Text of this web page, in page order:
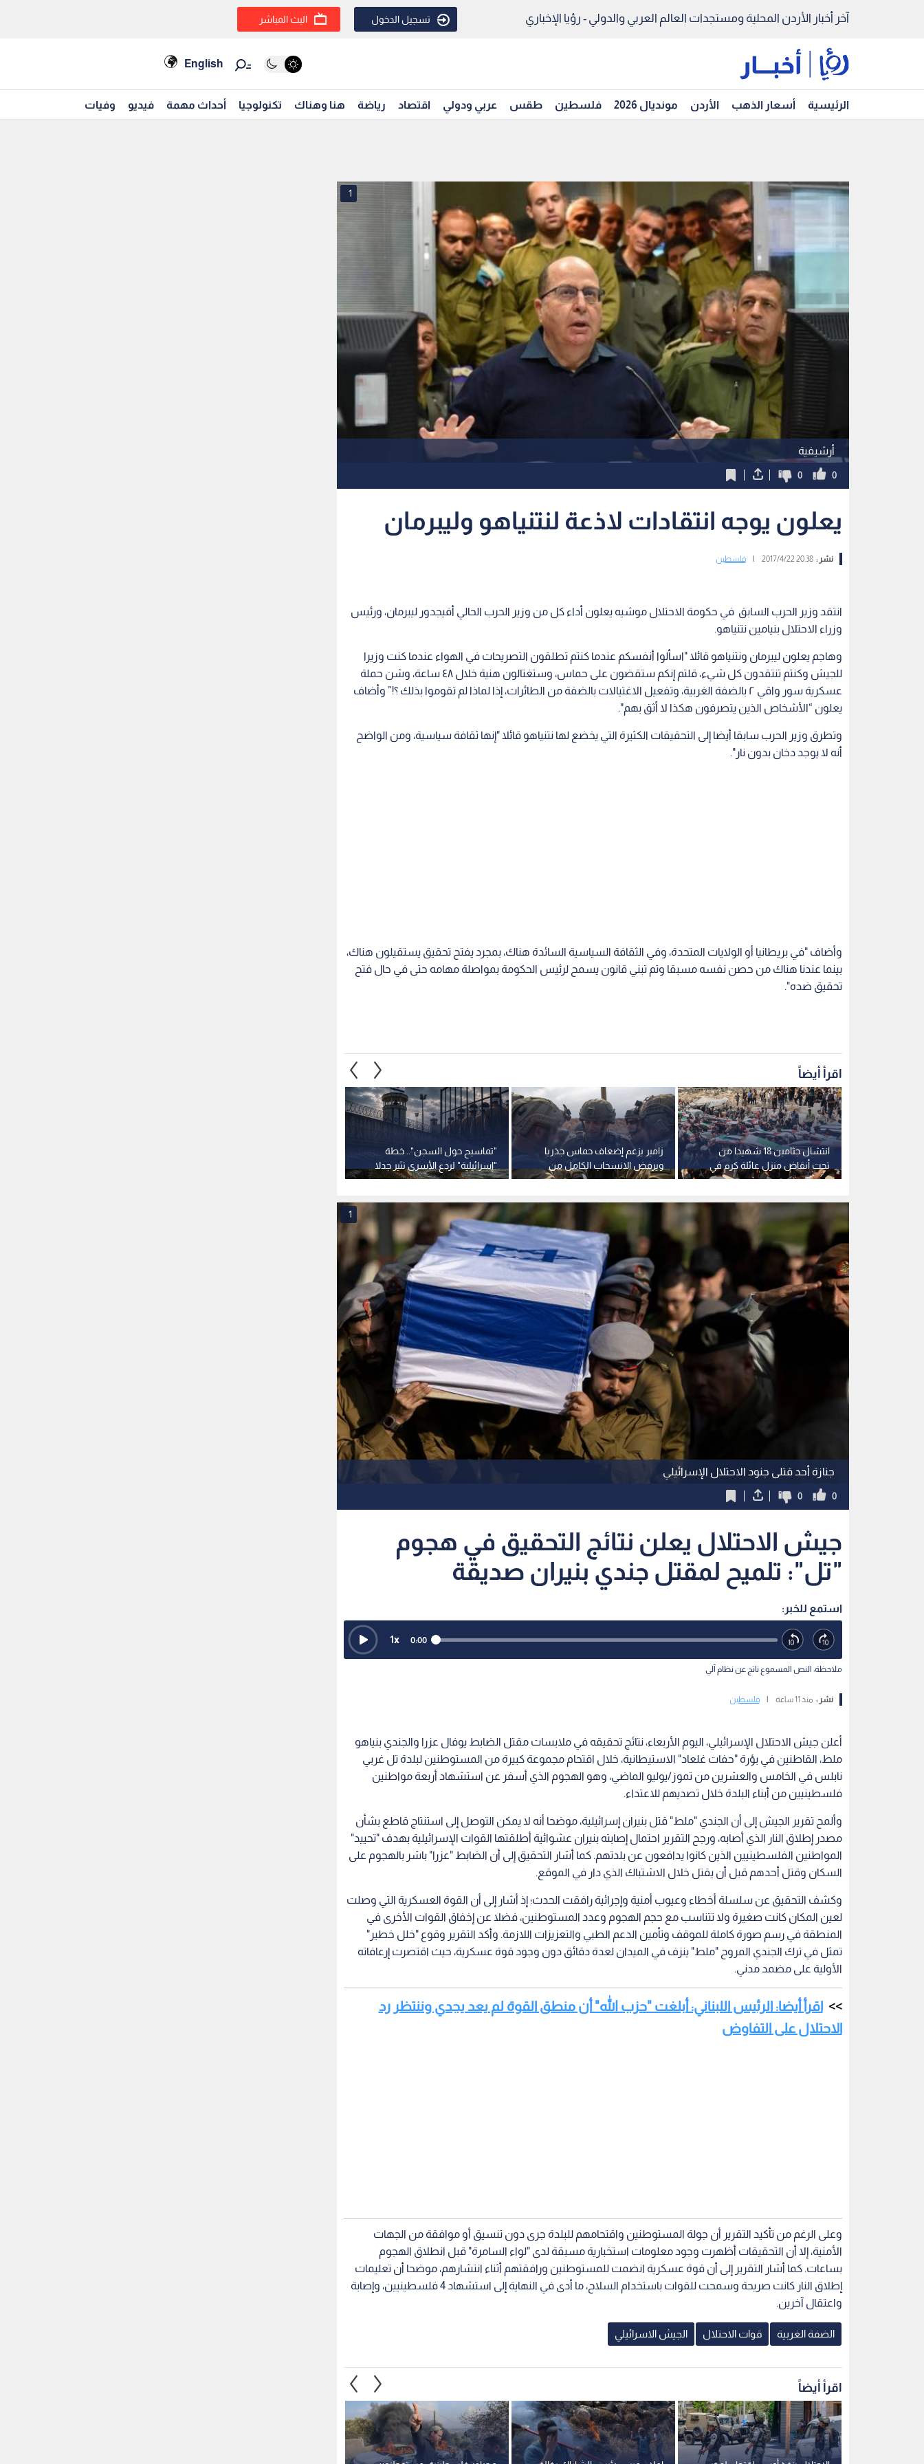
آخر أخبار الأردن المحلية ومستجدات العالم العربي والدولي - رؤيا الإخباري تسجيل الدخول البث المباشر
English
الرئيسية أسعار الذهب الأردن مونديال 2026 فلسطين طقس عربي ودولي اقتصاد رياضة هنا وهناك تكنولوجيا أحداث مهمة فيديو وفيات
أرشيفية
1
0
0
يعلون يوجه انتقادات لاذعة لنتنياهو وليبرمان
نشر :20:38 2017/4/22 فلسطين
انتقد وزير الحرب السابق في حكومة الاحتلال موشيه يعلون أداء كل من وزير الحرب الحالي أفيجدور ليبرمان، ورئيس
وزراء الاحتلال بنيامين نتنياهو.
وهاجم يعلون ليبرمان ونتنياهو قائلا "اسألوا أنفسكم عندما كنتم تطلقون التصريحات في الهواء عندما كنت وزيرا
للجيش وكنتم تنتقدون كل شيء، قلتم إنكم ستقضون على حماس، وستغتالون هنية خلال ٤٨ ساعة، وشن حملة
عسكرية سور واقي ٢ بالضفة الغربية، وتفعيل الاغتيالات بالضفة من الطائرات، إذا لماذا لم تقوموا بذلك ؟!” وأضاف
يعلون “الأشخاص الذين يتصرفون هكذا لا أثق بهم".
وتطرق وزير الحرب سابقا أيضا إلى التحقيقات الكثيرة التي يخضع لها نتنياهو قائلا "إنها ثقافة سياسية، ومن الواضح
أنه لا يوجد دخان بدون نار".
وأضاف "في بريطانيا أو الولايات المتحدة، وفي الثقافة السياسية السائدة هناك، بمجرد يفتح تحقيق يستقيلون هناك،
بينما عندنا هناك من حصن نفسه مسبقا وتم تبني قانون يسمح لرئيس الحكومة بمواصلة مهامه حتى في حال فتح
تحقيق ضده".
اقرأ أيضاً
"تماسيح حول السجن".. خطة
"إسرائيلية" لردع الأسرى تثير جدلا
وتدخلا قضائيا
زامير يزعم إضعاف حماس جذريا
ويرفض الانسحاب الكامل من
قطاع غزة
انتشال جثامين 18 شهيدا من
تحت أنقاض منزل عائلة كرم في
قطاع غزة
جنازة أحد قتلى جنود الاحتلال الإسرائيلي
1
0
0
جيش الاحتلال يعلن نتائج التحقيق في هجوم
"تل": تلميح لمقتل جندي بنيران صديقة
استمع للخبر:
0:00
1x
ملاحظة: النص المسموع ناتج عن نظام آلي
نشر : منذ 11 ساعة فلسطين
أعلن جيش الاحتلال الإسرائيلي، اليوم الأربعاء، نتائج تحقيقه في ملابسات مقتل الضابط يوفال عزرا والجندي بنياهو
ملط، القاطنين في بؤرة "حفات غلعاد" الاستيطانية، خلال اقتحام مجموعة كبيرة من المستوطنين لبلدة تل غربي
نابلس في الخامس والعشرين من تموز/يوليو الماضي، وهو الهجوم الذي أسفر عن استشهاد أربعة مواطنين
فلسطينيين من أبناء البلدة خلال تصديهم للاعتداء.
وألمح تقرير الجيش إلى أن الجندي "ملط" قتل بنيران إسرائيلية، موضحا أنه لا يمكن التوصل إلى استنتاج قاطع بشأن
مصدر إطلاق النار الذي أصابه، ورجح التقرير احتمال إصابته بنيران عشوائية أطلقتها القوات الإسرائيلية بهدف "تحييد"
المواطنين الفلسطينيين الذين كانوا يدافعون عن بلدتهم. كما أشار التحقيق إلى أن الضابط "عزرا" باشر بالهجوم على
السكان وقتل أحدهم قبل أن يقتل خلال الاشتباك الذي دار في الموقع.
وكشف التحقيق عن سلسلة أخطاء وعيوب أمنية وإجرائية رافقت الحدث؛ إذ أشار إلى أن القوة العسكرية التي وصلت
لعين المكان كانت صغيرة ولا تتناسب مع حجم الهجوم وعدد المستوطنين، فضلا عن إخفاق القوات الأخرى في
المنطقة في رسم صورة كاملة للموقف وتأمين الدعم الطبي والتعزيزات اللازمة. وأكد التقرير وقوع "خلل خطير"
تمثل في ترك الجندي المروح "ملط" ينزف في الميدان لعدة دقائق دون وجود قوة عسكرية، حيث اقتصرت إرعافاته
الأولية على مضمد مدني.
اقرأ أيضا: الرئيس اللبناني: أبلغت "حزب الله" أن منطق القوة لم يعد يجدي وننتظر رد
الاحتلال على التفاوض
وعلى الرغم من تأكيد التقرير أن جولة المستوطنين واقتحامهم للبلدة جرى دون تنسيق أو موافقة من الجهات
الأمنية، إلا أن التحقيقات أظهرت وجود معلومات استخبارية مسبقة لدى "لواء السامرة" قبل انطلاق الهجوم
بساعات. كما أشار التقرير إلى أن قوة عسكرية انضمت للمستوطنين ورافقتهم أثناء انتشارهم، موضحا أن تعليمات
إطلاق النار كانت صريحة وسمحت للقوات باستخدام السلاح، ما أدى في النهاية إلى استشهاد 4 فلسطينيين، وإصابة
واعتقال آخرين.
الضفة الغربية قوات الاحتلال الجيش الاسرائيلي
اقرأ أيضاً